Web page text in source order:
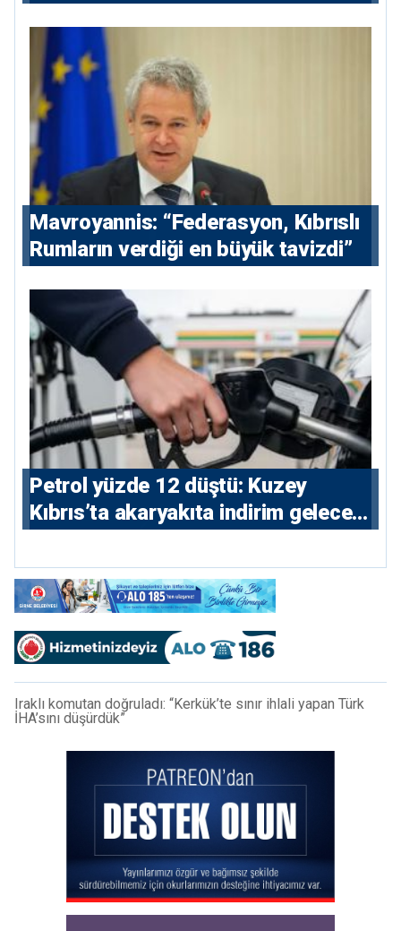
Mavroyannis: “Federasyon, Kıbrıslı
Rumların verdiği en büyük tavizdi”
Petrol yüzde 12 düştü: Kuzey
Kıbrıs’ta akaryakıta indirim gelecek
Iraklı komutan doğruladı: “Kerkük’te sınır ihlali yapan Türk
İHA’sını düşürdük”